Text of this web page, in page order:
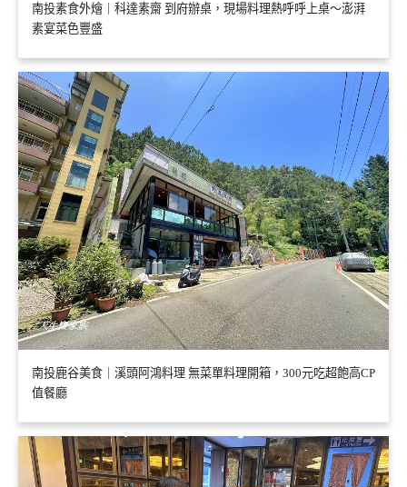
南投素食外燴｜科達素齋 到府辦桌，現場料理熱呼呼上桌～澎湃
素宴菜色豐盛
南投鹿谷美食｜溪頭阿鴻料理 無菜單料理開箱，300元吃超飽高CP
值餐廳